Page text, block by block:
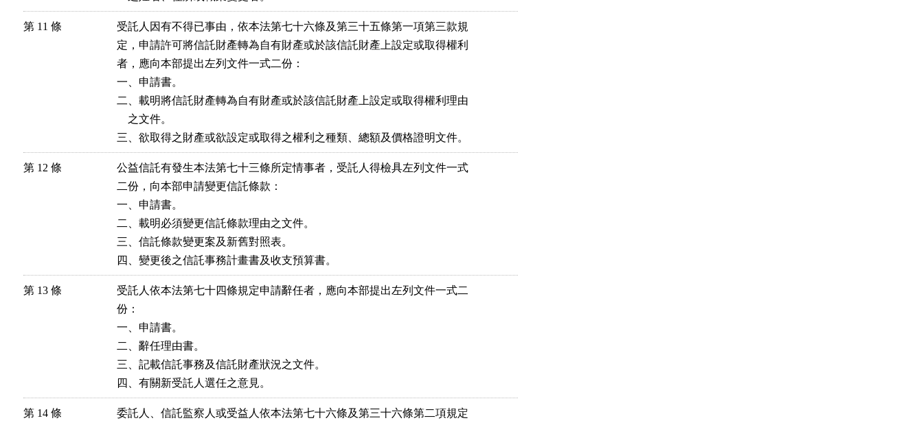
第 11 條
受託人因有不得已事由，依本法第七十六條及第三十五條第一項第三款規
定，申請許可將信託財產轉為自有財產或於該信託財產上設定或取得權利
者，應向本部提出左列文件一式二份：
一、申請書。
二、載明將信託財產轉為自有財產或於該信託財產上設定或取得權利理由
    之文件。
第 12 條
公益信託有發生本法第七十三條所定情事者，受託人得檢具左列文件一式
二份，向本部申請變更信託條款：
一、申請書。
二、載明必須變更信託條款理由之文件。
三、信託條款變更案及新舊對照表。
第 13 條
受託人依本法第七十四條規定申請辭任者，應向本部提出左列文件一式二
份：
一、申請書。
二、辭任理由書。
三、記載信託事務及信託財產狀況之文件。
第 14 條
委託人、信託監察人或受益人依本法第七十六條及第三十六條第二項規定